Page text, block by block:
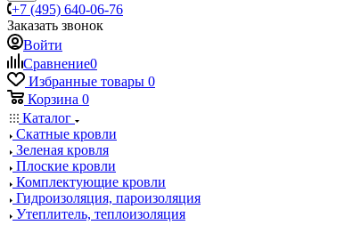
+7 (495) 640-06-76
Заказать звонок
Войти
Сравнение0
Избранные товары 0
Корзина 0
Каталог
Скатные кровли
Зеленая кровля
Плоские кровли
Комплектующие кровли
Гидроизоляция, пароизоляция
Утеплитель, теплоизоляция